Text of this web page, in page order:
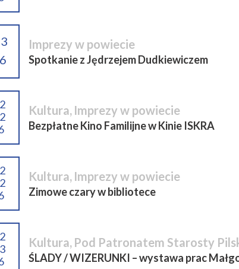
Imprezy w powiecie
Spotkanie z Jędrzejem Dudkiewiczem
Kultura, Imprezy w powiecie
Bezpłatne Kino Familijne w Kinie ISKRA
Kultura, Imprezy w powiecie
Zimowe czary w bibliotece
Kultura, Pod Patronatem Starosty
ŚLADY / WIZERUNKI – wystawa prac